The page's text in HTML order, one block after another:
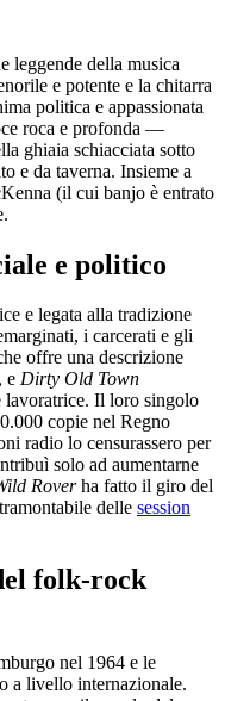
leggende della musica
e potente e la chitarra
politica e appassionata
roca e profonda —
ghiaia schiacciata sotto
e da taverna. Insieme a
(il cui banjo è entrato
e politico
e legata alla tradizione
i carcerati e gli
offre una descrizione
e Dirty Old Town
lavoratrice. Il loro singolo
copie nel Regno
radio lo censurassero per
solo ad aumentarne
Roverha fatto il giro del
delle session
folk-rock
nel 1964 e le
a livello internazionale.